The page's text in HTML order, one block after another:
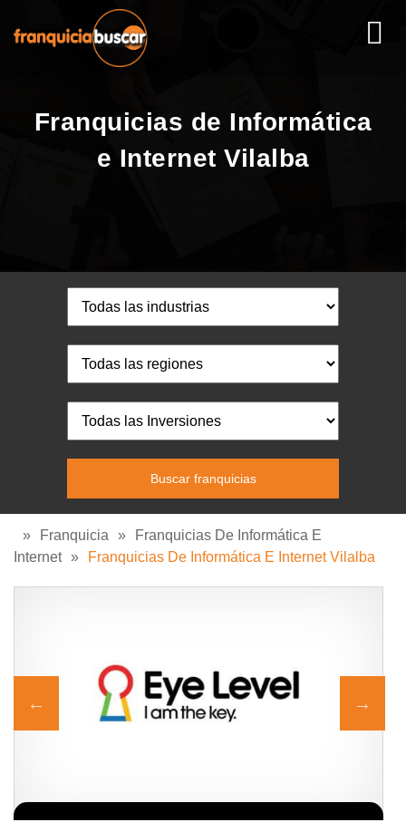
Franquicias de Informática
e Internet Vilalba
» Franquicia »
Franquicias De Informática E
Internet » Franquicias De Informática E Internet Vilalba